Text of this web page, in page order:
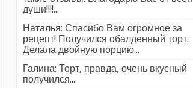
души!!!!...
Наталья: Спасибо Вам огромное за
рецепт! Получился обалденный торт.
Делала двойную порцию...
Галина: Торт, правда, очень вкусный
получился....